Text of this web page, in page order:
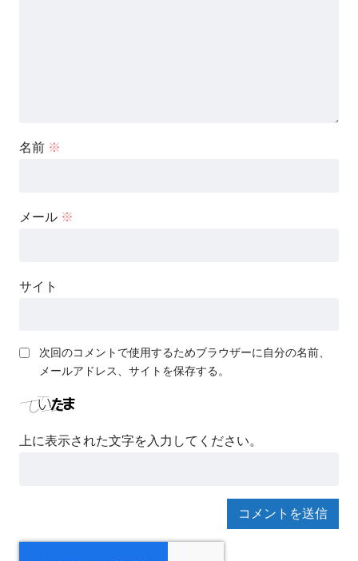
名前 ※
メール ※
サイト
次回のコメントで使用するためブラウザーに自分の名前、
メールアドレス、サイトを保存する。
上に表示された文字を入力してください。